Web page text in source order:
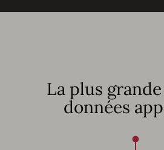
La plus
données